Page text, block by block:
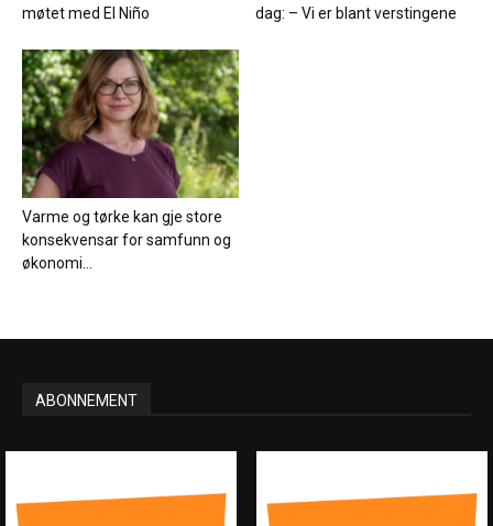
møtet med El Niño
dag: – Vi er blant verstingene
Varme og tørke kan gje store
konsekvensar for samfunn og
økonomi...
ABONNEMENT